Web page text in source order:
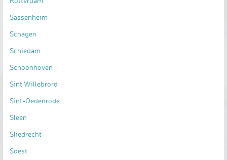
Sassenheim
Schagen
Schiedam
Schoonhoven
Sint Willebrord
Sint-Oedenrode
Sleen
Sliedrecht
Soest